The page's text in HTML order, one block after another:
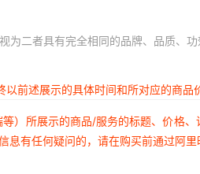
二者具有完全相同的品牌、品质、功
前述展示的具体时间和所对应的商品
所展示的商品/服务的标题、价格
有任何疑问的，请在购买前通过阿